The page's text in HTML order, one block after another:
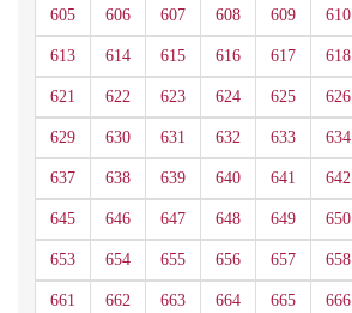
605 606 607 608 609 610
613 614 615 616 617 618
621 622 623 624 625 626
629 630 631 632 633 634
637 638 639 640 641 642
645 646 647 648 649 650
653 654 655 656 657 658
661 662 663 664 665 666